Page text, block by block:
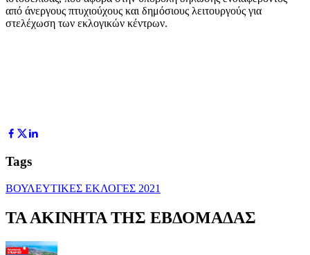
από άνεργους πτυχιούχους και δημόσιους λειτουργούς για
στελέχωση των εκλογικών κέντρων.
Tags
ΒΟΥΛΕΥΤΙΚΕΣ ΕΚΛΟΓΕΣ 2021
ΤΑ ΑΚΙΝΗΤΑ ΤΗΣ ΕΒΔΟΜΑΔΑΣ